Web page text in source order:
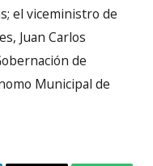
el viceministro de
Juan Carlos
de
Municipal de